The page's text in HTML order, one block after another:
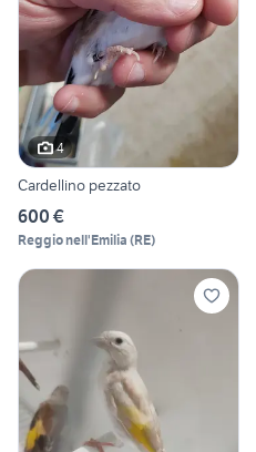
4
Cardellino pezzato
600 €
Reggio nell'Emilia (RE)